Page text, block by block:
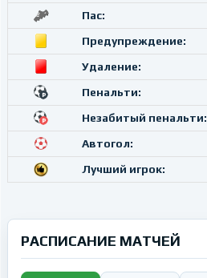
Пас:
Предупреждение:
Удаление:
Пенальти:
Незабитый пенальти:
Автогол:
Лучший игрок:
РАСПИСАНИЕ МАТЧЕЙ